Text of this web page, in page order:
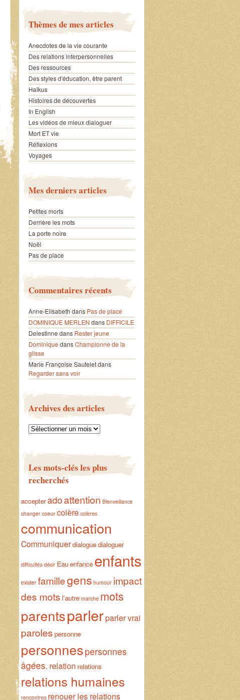
Thèmes de mes articles
Anecdotes de la vie courante
Des relations interpersonnelles
Des ressources
Des styles d'éducation, être parent
Haïkus
Histoires de découvertes
In English
Les vidéos de mieux dialoguer
Mort ET vie
Réflexions
Voyages
Mes derniers articles
Petites morts
Derrière les mots
La porte noire
Noël
Pas de place
Commentaires récents
Anne-Elisabeth dans Pas de place
DOMINIQUE MERLEN dans DIFFICILE
Delestinne dans Rester jeune
Dominique dansChampionne de la
glisse
Marie Françoise Sauteletdans
Regarder sans voir
Archives des articles
Archives
Les mots-clés les plus
recherchés
accepteradoattention Bienveillance
changer coeur colère colères
communication
Communiquerdialoguedialoguer
difficultés désir Eauenfance enfants
exister famillegens humour impact
des mots l'autre marche mots
parentsparlerparler vrai
paroles personne
personnes personnes
âgées. relation relations
relations humaines
rencontres renouer les relations